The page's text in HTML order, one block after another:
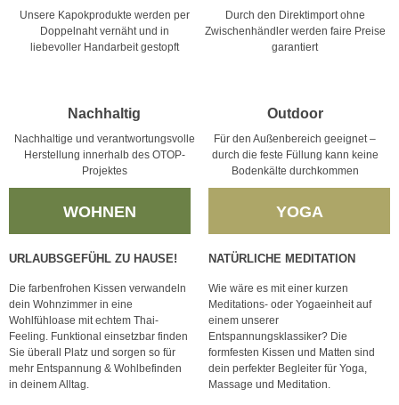
Unsere Kapokprodukte werden per
Doppelnaht vernäht und in
liebevoller Handarbeit gestopft
Durch den Direktimport ohne
Zwischenhändler werden faire Preise
garantiert
Nachhaltig
Nachhaltige und verantwortungsvolle
Herstellung innerhalb des OTOP-
Projektes
Outdoor
Für den Außenbereich geeignet –
durch die feste Füllung kann keine
Bodenkälte durchkommen
WOHNEN
URLAUBSGEFÜHL ZU HAUSE!
Die farbenfrohen Kissen verwandeln
dein Wohnzimmer in eine
Wohlfühloase mit echtem Thai-
Feeling. Funktional einsetzbar finden
Sie überall Platz und sorgen so für
mehr Entspannung & Wohlbefinden
in deinem Alltag.
YOGA
NATÜRLICHE MEDITATION
Wie wäre es mit einer kurzen
Meditations- oder Yogaeinheit auf
einem unserer
Entspannungsklassiker? Die
formfesten Kissen und Matten sind
dein perfekter Begleiter für Yoga,
Massage und Meditation.